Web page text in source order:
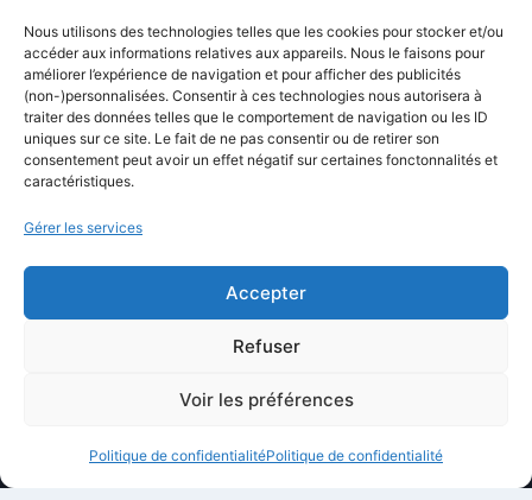
Nous utilisons des technologies telles que les cookies pour stocker et/ou
accéder aux informations relatives aux appareils. Nous le faisons pour
améliorer l’expérience de navigation et pour afficher des publicités
(non-)personnalisées. Consentir à ces technologies nous autorisera à
traiter des données telles que le comportement de navigation ou les ID
uniques sur ce site. Le fait de ne pas consentir ou de retirer son
consentement peut avoir un effet négatif sur certaines fonctonnalités et
caractéristiques.
Gérer les services
Accepter
Refuser
Voir les préférences
Politique de confidentialitéPolitique de confidentialité
Formations
Newsletter
Équipe éditoriale
Politique éditoriale
Méthodologie de test
Transparence et affiliation
CritiquePlus dans les médias
Contactez-nous
À propos de CritiquePlus